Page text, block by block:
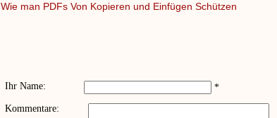
Wie man PDFs Von Kopieren und Einfügen Schützen
Ihr Name:
*
Kommentare: